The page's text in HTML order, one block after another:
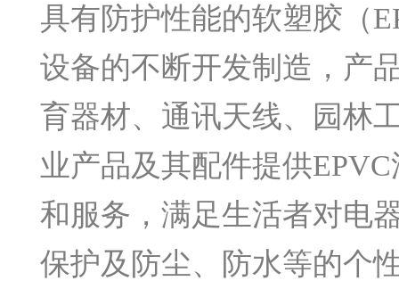
具有防护性能的软塑胶（
设备的不断开发制造，产
育器材、通讯天线、园林
业产品及其配件提供EPVC
和服务，满足生活者对电
保护及防尘、防水等的个